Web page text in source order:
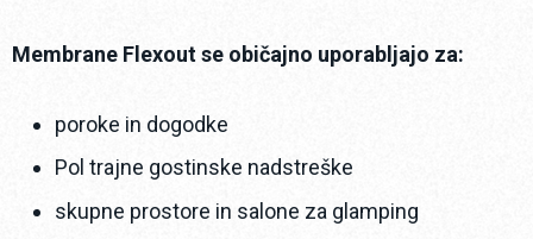
Membrane Flexout se običajno uporabljajo za:
poroke in dogodke
Pol trajne gostinske nadstreške
skupne prostore in salone za glamping